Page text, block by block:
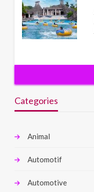
Categories
Animal
Automotif
Automotive